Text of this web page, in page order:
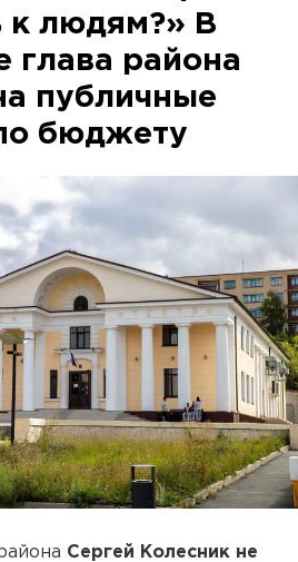
к людям?» В
глава района
публичные
бюджету
Сергей Колесник не